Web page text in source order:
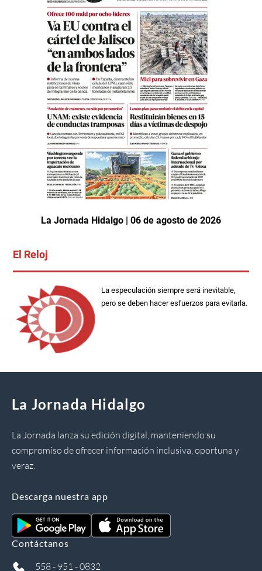
La Jornada Hidalgo | 06 de agosto de 2026
El Reloj
La especulación siempre será inevitable,
pero se deben hacer esfuerzos para evitarla.
La Jornada Hidalgo
La Jornada lanza su edición digital, manteniendo su
compromiso de ofrecer información inclusiva, oportuna y
veraz.
Descarga nuestra app
Contáctanos
558 - 951 - 0832